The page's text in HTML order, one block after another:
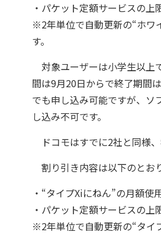
・パケット定額サービスの
※2年単位で自動更新の“ホワ
す。
対象ユーザーは小学生以上
間は9月20日からで終了期間
でも申し込み可能ですが、ソ
し込み不可です。
ドコモはすでに2社と同様
割り引き内容は以下のとお
・“タイプXiにねん”の月額
・パケット定額サービスの
※2年単位で自動更新の“タイ